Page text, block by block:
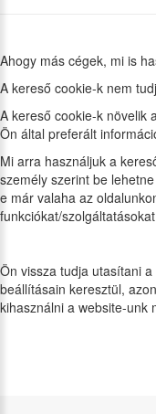
Ahogy más cégek, mi is
A kereső cookie-k nem
A kereső cookie-k növelik
Ön által preferált
Mi arra használjuk a
személy szerint be
e már valaha az
funkciókat/
Ön vissza tudja utasítani
beállításain keresztül,
kihasználni a website-unk